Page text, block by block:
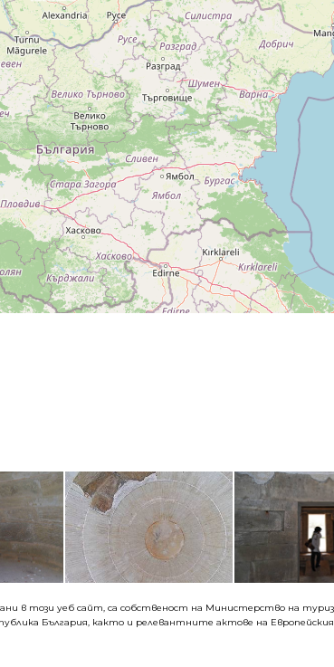
в този уеб сайт, са собственост на Министерство на
България, както и релевантните актове на Европейския